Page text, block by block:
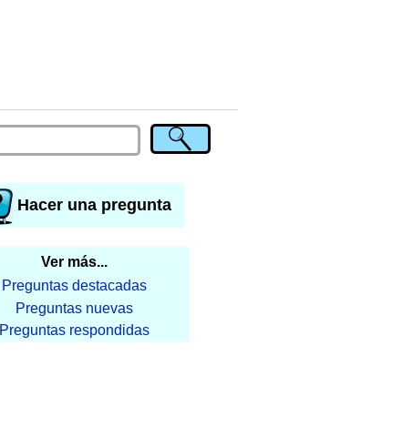
Hacer una pregunta
Ver más...
Preguntas destacadas
Preguntas nuevas
Preguntas respondidas